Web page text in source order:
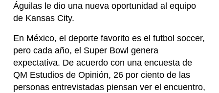
Águilas le dio una nueva oportunidad al equipo
de Kansas City.
En México, el deporte favorito es el futbol soccer,
pero cada año, el Super Bowl genera
expectativa. De acuerdo con una encuesta de
QM Estudios de Opinión, 26 por ciento de las
personas entrevistadas piensan ver el encuentro,